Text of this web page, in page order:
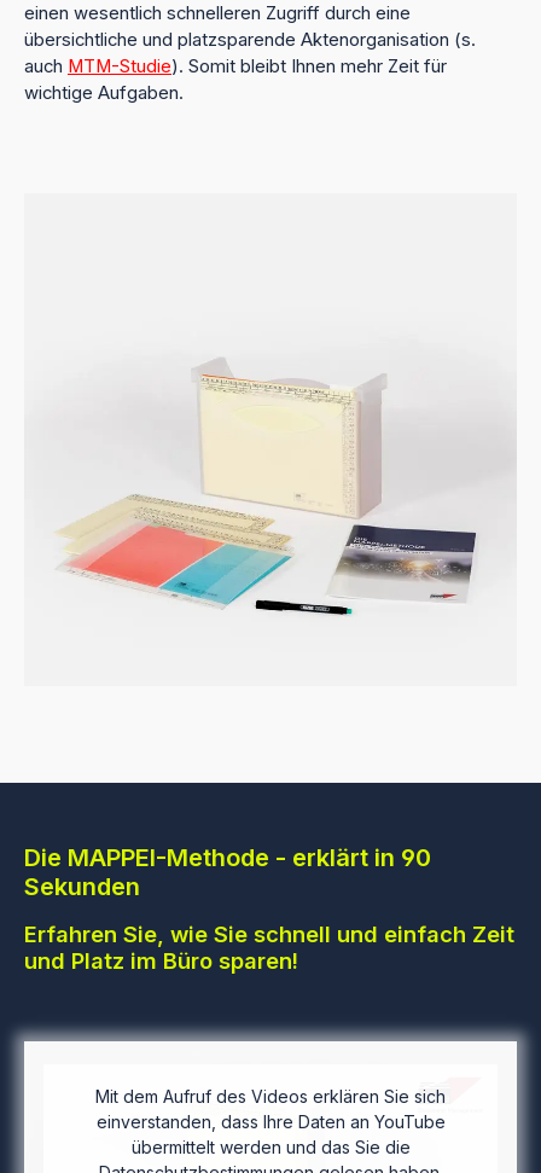
einen wesentlich schnelleren Zugriff durch eine
übersichtliche und platzsparende Aktenorganisation (s.
auch MTM-Studie). Somit bleibt Ihnen mehr Zeit für
wichtige Aufgaben.
Die MAPPEI-Methode - erklärt in 90
Sekunden
Erfahren Sie, wie Sie schnell und einfach Zeit
und Platz im Büro sparen!
Mit dem Aufruf des Videos erklären Sie sich
einverstanden, dass Ihre Daten an YouTube
übermittelt werden und das Sie die